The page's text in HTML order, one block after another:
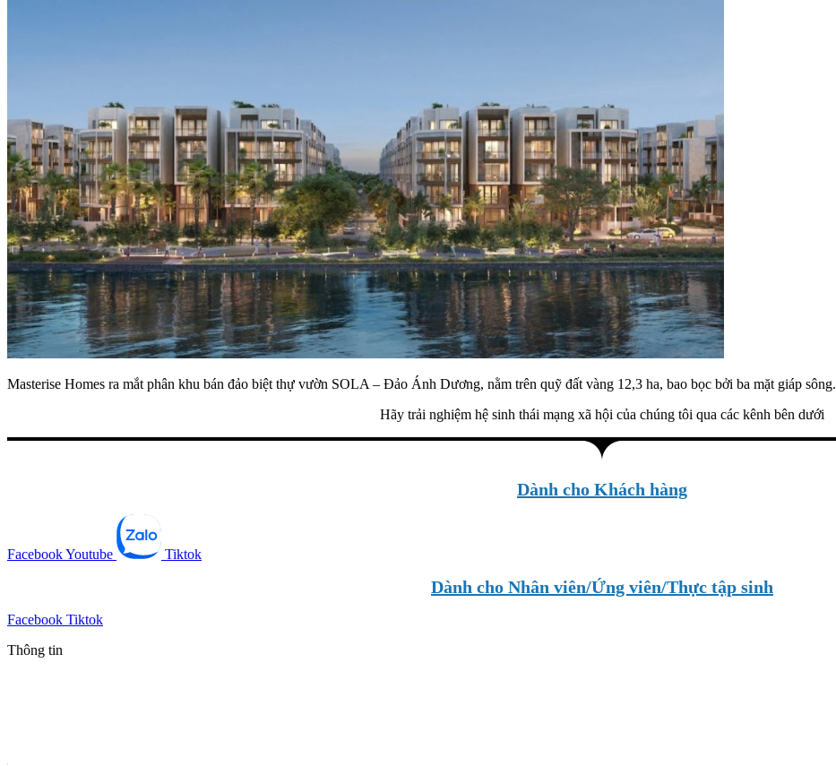
Masterise Homes ra mắt phân khu bán đảo biệt thự vườn SOLA – Đảo Ánh Dương, nằm trên quỹ đất vàng 12,3 ha, bao bọc bởi ba mặt giáp sông.
Hãy trải nghiệm hệ sinh thái mạng xã hội của chúng tôi qua các kênh bên dưới
Dành cho Khách hàng
FacebookYoutube Tiktok
Dành cho Nhân viên/Ứng viên/Thực tập sinh
Facebook Tiktok
Thông tin